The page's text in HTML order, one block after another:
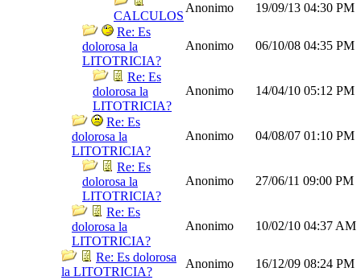
CALCULOS
Anonimo 19/09/13 04:30 PM
Re: Es
dolorosa la
LITOTRICIA?
Anonimo 06/10/08 04:35 PM
Re: Es
dolorosa la
LITOTRICIA?
Anonimo 14/04/10 05:12 PM
Re: Es
dolorosa la
LITOTRICIA?
Anonimo 04/08/07 01:10 PM
Re: Es
dolorosa la
LITOTRICIA?
Anonimo 27/06/11 09:00 PM
Re: Es
dolorosa la
LITOTRICIA?
Anonimo 10/02/10 04:37 AM
Re: Es dolorosa
la LITOTRICIA?
Anonimo 16/12/09 08:24 PM